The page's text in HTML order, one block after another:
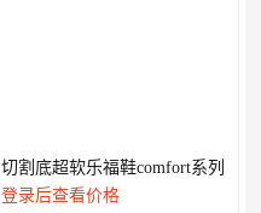
切割底超软乐福鞋comfort系列
登录后查看价格